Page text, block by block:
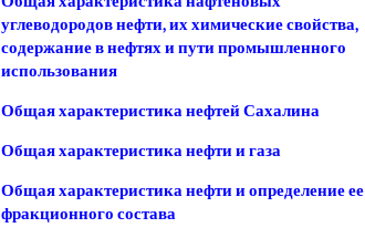
углеводородов нефти, их химические свойства,
содержание в нефтях и пути промышленного
использования
Общая характеристика нефтей Сахалина
Общая характеристика нефти и газа
Общая характеристика нефти и определение ее
фракционного состава